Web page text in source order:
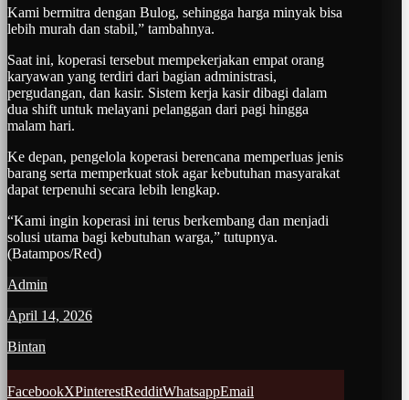
Kami bermitra dengan Bulog, sehingga harga minyak bisa
lebih murah dan stabil,” tambahnya.
Saat ini, koperasi tersebut mempekerjakan empat orang
karyawan yang terdiri dari bagian administrasi,
pergudangan, dan kasir. Sistem kerja kasir dibagi dalam
dua shift untuk melayani pelanggan dari pagi hingga
malam hari.
Ke depan, pengelola koperasi berencana memperluas jenis
barang serta memperkuat stok agar kebutuhan masyarakat
dapat terpenuhi secara lebih lengkap.
“Kami ingin koperasi ini terus berkembang dan menjadi
solusi utama bagi kebutuhan warga,” tutupnya.
(Batampos/Red)
Admin
April 14, 2026
Bintan
FacebookXPinterestRedditWhatsappEmail